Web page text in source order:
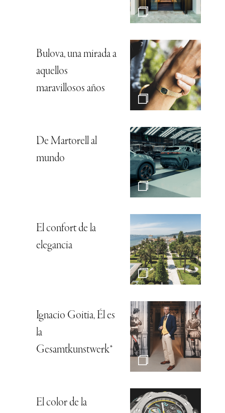
Bulova, una mirada a
aquellos
maravillosos años
De Martorell al
mundo
El confort de la
elegancia
Ignacio Goitia, Él es
la
Gesamtkunstwerk*
El color de la